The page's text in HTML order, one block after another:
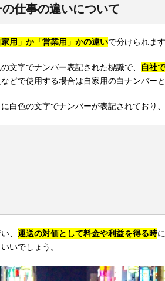
仕事の違いについて
家用」か「営業用」かの違いで分けられます
文字でナンバー表記された標識で、
自社
どで使用する場合は自家用の白ナンバー
白色の文字でナンバーが表記されており、
、 運送の対価として料金や利益を得る時
いでしょう。